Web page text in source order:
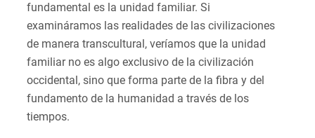
fundamental es la unidad familiar. Si
examináramos las realidades de las civilizaciones
de manera transcultural, veríamos que la unidad
familiar no es algo exclusivo de la civilización
occidental, sino que forma parte de la fibra y del
fundamento de la humanidad a través de los
tiempos.